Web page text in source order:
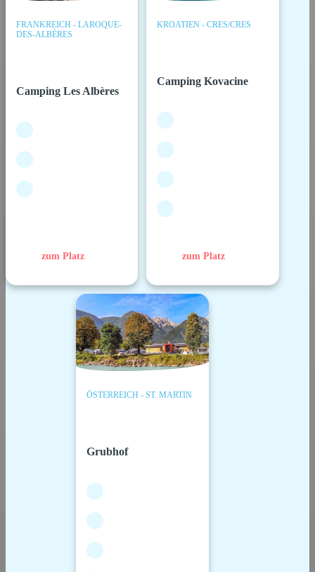
FRANKREICH - LAROQUE-
DES-ALBÈRES
Camping Les Albères
zum Platz
KROATIEN - CRES/CRES
Camping Kovacine
zum Platz
ÖSTERREICH - ST. MARTIN
Grubhof